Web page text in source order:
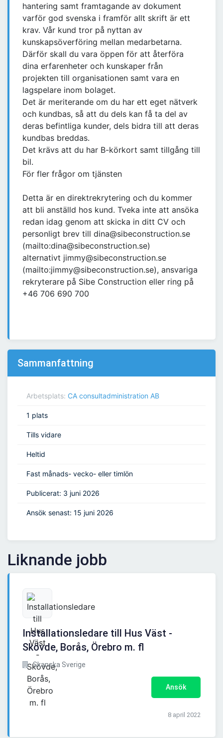
hantering samt framtagande av dokument
varför god svenska i framför allt skrift är ett
krav. Vår kund tror på nyttan av
kunskapsöverföring mellan medarbetarna.
Därför skall du vara öppen för att återföra
dina erfarenheter och kunskaper från
projekten till organisationen samt vara en
lagspelare inom bolaget.
Det är meriterande om du har ett eget nätverk
och kundbas, så att du dels kan få ta del av
deras befintliga kunder, dels bidra till att deras
kundbas breddas.
Det krävs att du har B-körkort samt tillgång till
bil.
För fler frågor om tjänsten
Detta är en direktrekrytering och du kommer
att bli anställd hos kund. Tveka inte att ansöka
redan idag genom att skicka in ditt CV och
personligt brev till dina@sibeconstruction.se
(mailto:dina@sibeconstruction.se)
alternativt jimmy@sibeconstruction.se
(mailto:jimmy@sibeconstruction.se), ansvariga
rekryterare på Sibe Construction eller ring på
+46 706 690 700
Sammanfattning
Arbetsplats: CA consultadministration AB
1 plats
Tills vidare
Heltid
Fast månads- vecko- eller timlön
Publicerat: 3 juni 2026
Ansök senast: 15 juni 2026
Liknande jobb
Installationsledare till Hus Väst -
Skövde, Borås, Örebro m. fl
Skanska Sverige
Ansök
8 april 2022